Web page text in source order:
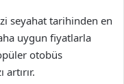
seyahat tarihinden en
uygun fiyatlarla
otobüs
artırır.